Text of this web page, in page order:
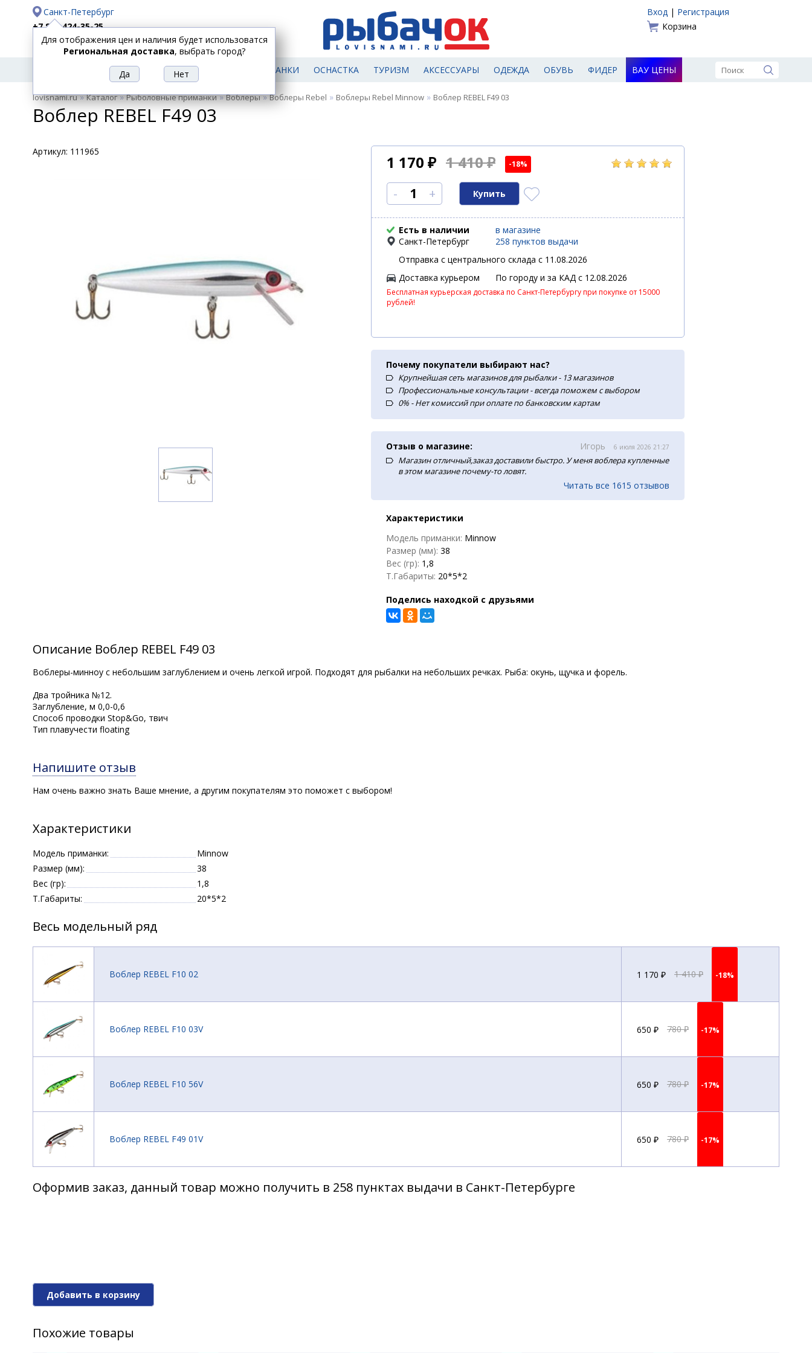
Санкт-Петербург
+7 812 424-35-25
Доставка
Оплата
Вход | Регистрация
Корзина
Для отображения цен и наличия будет использоватся
Региональная доставка, выбрать город?
РЫБОЛОВНЫЕ
ТОВАРЫ
СПИННИНГИ КАТУШКИ ПРИМАНКИ ОСНАСТКА ТУРИЗМ АКСЕССУАРЫ ОДЕЖДА ОБУВЬ ФИДЕР ВАУ ЦЕНЫ
lovisnami.ru»Каталог»Рыболовные приманки»Воблеры»Воблеры Rebel » Воблеры Rebel Minnow » Воблер REBEL F49 03
Воблер REBEL F49 03
Артикул: 111965
1 170 ₽ 1 410 ₽ -18%
- +
Есть в наличии
в магазине
Санкт-Петербург
258 пунктов выдачи
Отправка с центрального склада с 11.08.2026
Доставка курьером
По городу и за КАД c 12.08.2026
Бесплатная курьерская доставка по Санкт-Петербургу при покупке от 15000
рублей!
Почему покупатели выбирают нас?
Крупнейшая сеть магазинов для рыбалки - 13 магазинов
Профессиональные консультации - всегда поможем с выбором
0% - Нет комиссий при оплате по банковским картам
Отзыв о магазине: Игорь 6 июля 2026 21:27
Магазин отличный,заказ доставили быстро. У меня воблера купленные
в этом магазине почему-то ловят.
Читать все 1615 отзывов
Характеристики
Модель приманки: Minnow
Размер (мм): 38
Вес (гр): 1,8
Т.Габариты: 20*5*2
Поделись находкой с друзьями
Описание Воблер REBEL F49 03
Воблеры-минноу с небольшим заглублением и очень легкой игрой. Подходят для рыбалки на небольших речках. Рыба: окунь, щучка и форель.
Два тройника №12.
Заглубление, м 0,0-0,6
Способ проводки Stop&Go, твич
Тип плавучести floating
Напишите отзыв
Нам очень важно знать Ваше мнение, а другим покупателям это поможет с выбором!
Характеристики
Модель приманки:
Minnow
Размер (мм):
38
Вес (гр):
1,8
Т.Габариты:
20*5*2
Весь модельный ряд
Воблер REBEL F10 02 1 170 ₽ 1 410 ₽ -18%
Воблер REBEL F10 03V 650 ₽ 780 ₽ -17%
Воблер REBEL F10 56V 650 ₽ 780 ₽ -17%
Воблер REBEL F49 01V 650 ₽ 780 ₽ -17%
Воблер REBEL F49 02
Воблер REBEL F49 03H
Оформив заказ, данный товар можно получить в 258 пунктах выдачи в Санкт-Петербурге
Добавить в корзину
Похожие товары